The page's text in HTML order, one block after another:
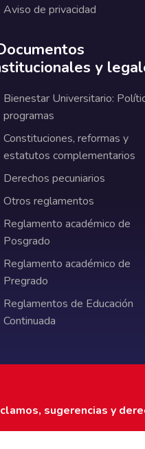
Aviso de privacidad
y
Bienestar Universitario:
programas
Constituciones, reformas y
estatutos complementarios
Derechos pecuniarios
Otros reglamentos
Reglamento académico de
Posgrado
Reglamento académico de
Pregrado
Reglamentos de Educación
Continuada
sugerencias y